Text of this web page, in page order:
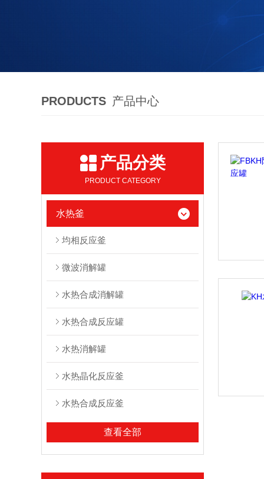
PRODUCTS 产品中心
产品分类
PRODUCT CATEGORY
水热釜
均相反应釜
微波消解罐
水热合成消解罐
水热合成反应罐
水热消解罐
水热晶化反应釜
水热合成反应釜
查看全部